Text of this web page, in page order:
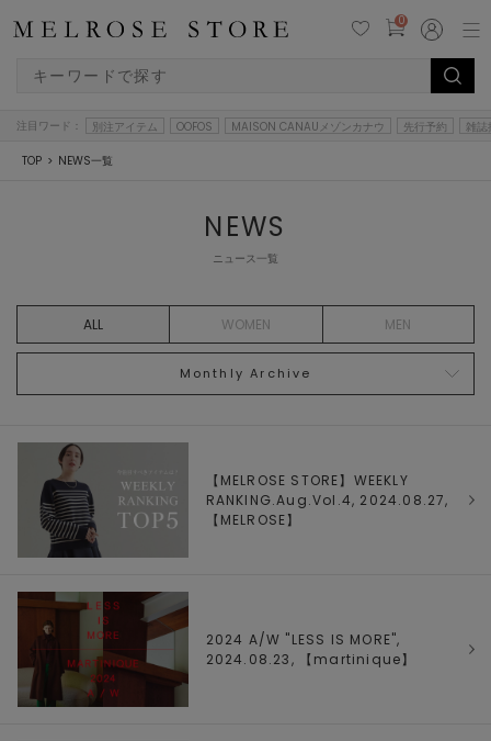
0
注目ワード： 別注アイテム OOFOS MAISON CANAUメゾンカナウ 先行予約 雑誌
TOP NEWS一覧
NEWS
ニュース一覧
ALL WOMEN MEN
Monthly Archive
【MELROSE STORE】WEEKLY
RANKING.Aug.Vol.4, 2024.08.27,
【 MELROSE】
2024 A/W "LESS IS MORE",
2024.08.23, 【 martinique】